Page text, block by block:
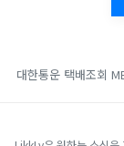
대한통운 택배조회